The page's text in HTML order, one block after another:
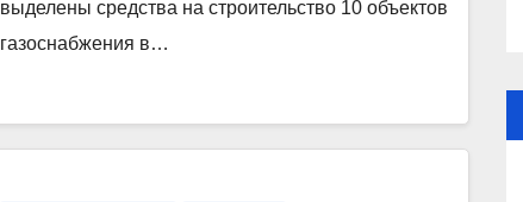
выделены средства на строительство 10 объектов
газоснабжения в…